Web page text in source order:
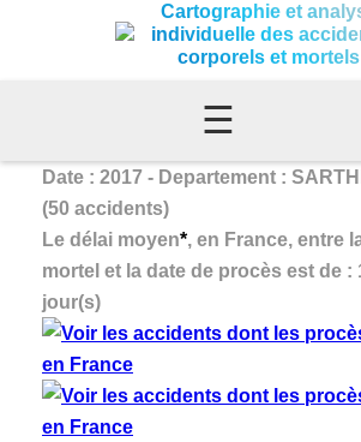
Cartographie et
individuelle des
corporels et mortels
☰
Date : 2017 - Departement :
(50 accidents)
Le délai moyen*, en France, entre
mortel et la date de procès est de :
jour(s)